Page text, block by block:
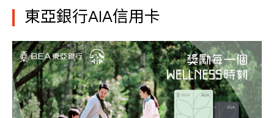
東亞銀行AIA信用卡